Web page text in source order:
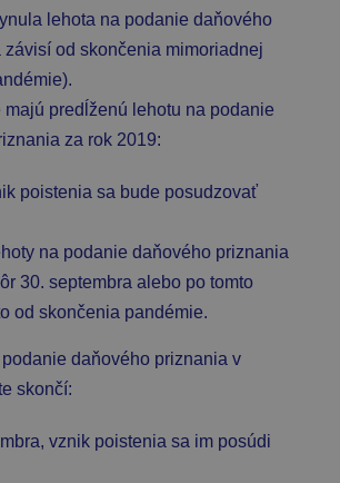
lehota na podanie daňového
závisí od skončenia mimoriadnej
majú predĺženú lehotu na podanie
za rok 2019:
poistenia sa bude posudzovať
na podanie daňového priznania
30. septembra alebo po tomto
od skončenia pandémie.
daňového priznania v
skončí:
vznik poistenia sa im posúdi